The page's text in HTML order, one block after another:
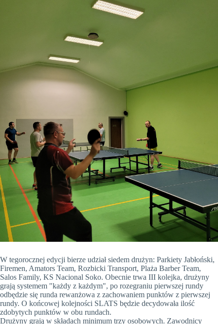
W tegorocznej edycji bierze udział siedem drużyn: Parkiety Jabłoński,
Firemen, Amators Team, Rozbicki Transport, Plaża Barber Team,
Salos Family, KS Nacional Soko. Obecnie trwa III kolejka, drużyny
grają systemem "każdy z każdym", po rozegraniu pierwszej rundy
odbędzie się runda rewanżowa z zachowaniem punktów z pierwszej
rundy. O końcowej kolejności SLATS będzie decydowała ilość
zdobytych punktów w obu rundach.
Drużyny grają w składach minimum trzy osobowych. Zawodnicy